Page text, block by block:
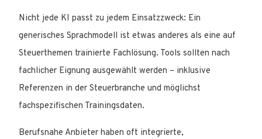
Nicht jede KI passt zu jedem Einsatzzweck: Ein
generisches Sprachmodell ist etwas anderes als eine auf
Steuerthemen trainierte Fachlösung. Tools sollten nach
fachlicher Eignung ausgewählt werden – inklusive
Referenzen in der Steuerbranche und möglichst
fachspezifischen Trainingsdaten.
Berufsnahe Anbieter haben oft integrierte,